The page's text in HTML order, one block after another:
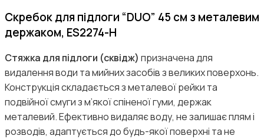
Скребок для підлоги “DUO” 45 см з металевим
держаком, ES2274-H
Стяжка для підлоги (сквідж) призначена для
видалення води та мийних засобів з великих поверхонь.
Конструкція складається з металевої рейки та
подвійної смуги з м’якої спіненої гуми, держак
металевий. Ефективно видаляє воду, не залишає плям і
розводів, адаптується до будь-якої поверхні та не